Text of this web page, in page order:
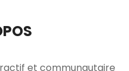
et communautaire